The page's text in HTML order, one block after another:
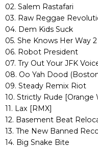
02. Salem Rastafari
03. Raw Reggae
04. Dem Kids Suck
05. She Knows Her Way
06. Robot President
07. Try Out Your JFK
08. Oo Yah Dood
09. Steady Remix Riot
10. Strictly Rude
11. Lax [RMX]
12. Basement Beat
13. The New Banned
14. Big Snake Bite